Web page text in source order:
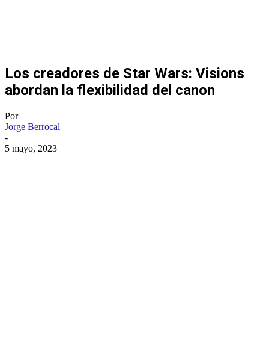
Los creadores de Star Wars: Visions
abordan la flexibilidad del canon
Por
Jorge Berrocal
-
5 mayo, 2023